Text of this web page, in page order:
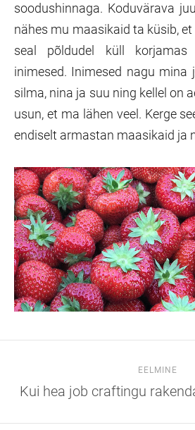
soodushinnaga. Koduvärava
nähes mu maasikaid ta küsib,
seal põldudel küll
inimesed. Inimesed nagu mina
silma, nina ja suu ning kellel on
usun, et ma lähen veel. Kerge
endiselt armastan maasikaid ja
EELMINE
Kui hea job craftingu